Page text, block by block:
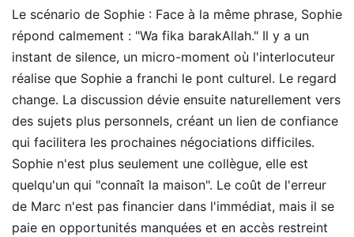
Le scénario de Sophie : Face à la même phrase, Sophie
répond calmement : "Wa fika barakAllah." Il y a un
instant de silence, un micro-moment où l'interlocuteur
réalise que Sophie a franchi le pont culturel. Le regard
change. La discussion dévie ensuite naturellement vers
des sujets plus personnels, créant un lien de confiance
qui facilitera les prochaines négociations difficiles.
Sophie n'est plus seulement une collègue, elle est
quelqu'un qui "connaît la maison". Le coût de l'erreur
de Marc n'est pas financier dans l'immédiat, mais il se
paie en opportunités manquées et en accès restreint